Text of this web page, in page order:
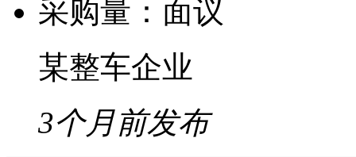
采购量： 面议
某整车企业
3个月前发布